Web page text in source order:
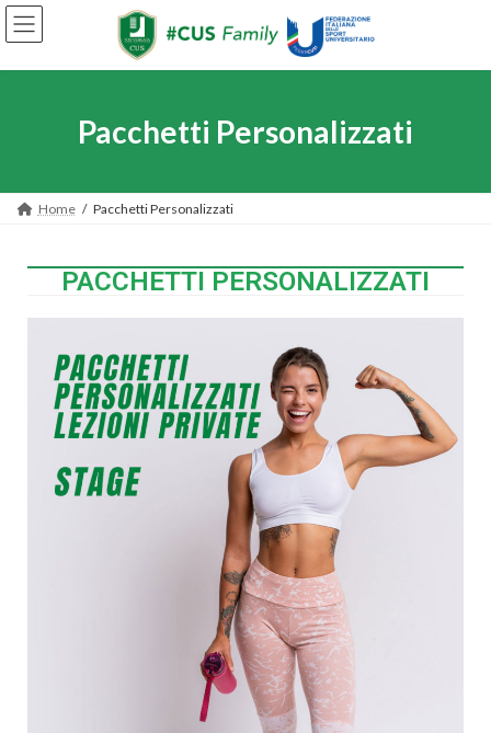
Pacchetti Personalizzati
Home Pacchetti Personalizzati
PACCHETTI PERSONALIZZATI